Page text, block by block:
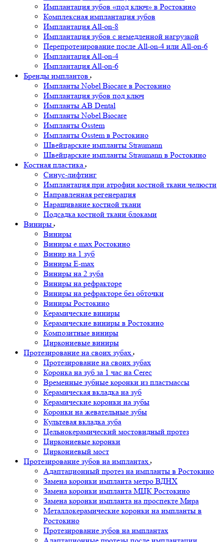
Имплантация зубов «под ключ» в Ростокино
Комплексная имплантация зубов
Имплантация All-on-8
Имплантация зубов с немедленной нагрузкой
Перепротезирование после All-on-4 или All-on-6
Имплантация All-on-4
Имплантация All-on-6
Бренды имплантов
Импланты Nobel Biocare в Ростокино
Имплантация зубов под ключ
Импланты AB Dental
Импланты Nobel Biocare
Импланты Osstem
Импланты Osstem в Ростокино
Швейцарские импланты Straumann
Швейцарские импланты Straumann в Ростокино
Костная пластика
Cинус-лифтинг
Имплантация при атрофии костной ткани челюсти
Направленная регенерация
Наращивание костной ткани
Подсадка костной ткани блоками
Виниры
Виниры
Виниры e.max Ростокино
Винир на 1 зуб
Виниры E-max
Виниры на 2 зуба
Виниры на рефракторе
Виниры на рефракторе без обточки
Виниры Ростокино
Керамические виниры
Керамические виниры в Ростокино
Композитные виниры
Циркониевые виниры
Протезирование на своих зубах
Протезирование на своих зубах
Коронка на зуб за 1 час на Cerec
Временные зубные коронки из пластмассы
Керамическая вкладка на зуб
Керамические коронки на зубы
Коронки на жевательные зубы
Культевая вкладка зуба
Цельнокерамический мостовидный протез
Циркониевые коронки
Циркониевый мост
Протезирование зубов на имплантах
Адаптационный протез на импланты в Ростокино
Замена коронки импланта метро ВДНХ
Замена коронки импланта МЦК Ростокино
Замена коронки импланта на проспекте Мира
Металлокерамические коронки на импланты в
Ростокино
Протезирование зубов на имплантах